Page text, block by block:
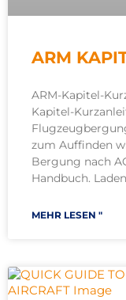
ARM
ARM-Kapitel-
Kapitel-
zum Auffinden
Bergung nach
Handbuch.
MEHR LESEN "